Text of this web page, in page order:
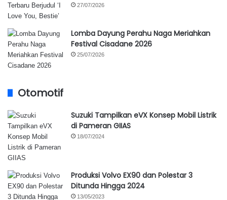
27/07/2026
Lomba Dayung Perahu Naga Meriahkan
Festival Cisadane 2026
25/07/2026
Otomotif
Suzuki Tampilkan eVX Konsep Mobil Listrik
di Pameran GIIAS
18/07/2024
Produksi Volvo EX90 dan Polestar 3
Ditunda Hingga 2024
13/05/2023